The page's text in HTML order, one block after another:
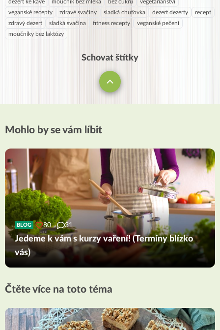
dezert ke kávě moučník bez mléka bez cukru
vegetariánství
veganské recepty
zdravé svačiny sladká chuťovka dezert dezerty
recept
zdravý dezert
sladká svačina fitness recepty
veganské pečení
moučníky bez laktózy
Schovat štítky
Mohlo by se vám líbit
BLOG 80 31
Jedeme k vám s kurzy vaření! (Termíny blízko
vás)
Čtěte více na toto téma